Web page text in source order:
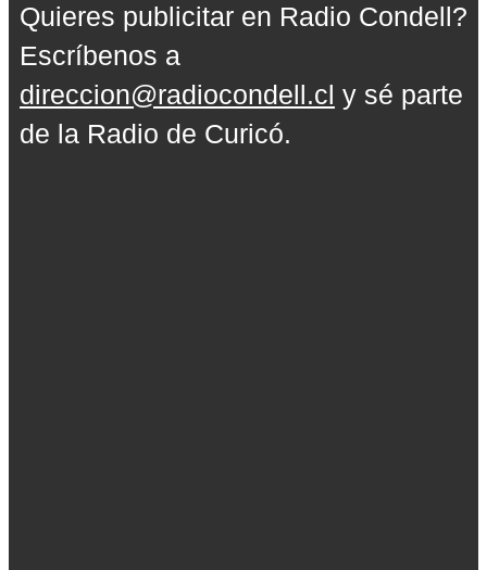
Quieres publicitar en Radio Condell?
Escríbenos a
direccion@radiocondell.cl y sé parte
de la Radio de Curicó.